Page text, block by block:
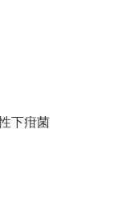
下疳菌